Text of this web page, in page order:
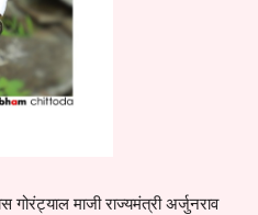
गोरंट्याल माजी राज्यमंत्री अर्जुनराव